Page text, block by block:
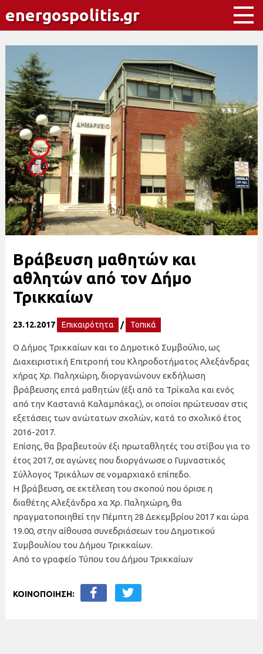
energospolitis.gr
Βράβευση μαθητών και
αθλητών από τον Δήμο
Τρικκαίων
23.12.2017 Επικαιρότητα / Τοπικά
Ο Δήμος Τρικκαίων και το Δημοτικό Συμβούλιο, ως
Διαχειριστική Επιτροπή του Κληροδοτήματος Αλεξάνδρας
χήρας Χρ. Παληχώρη, διοργανώνουν εκδήλωση
βράβευσης επτά μαθητών (έξι από τα Τρίκαλα και ενός
από την Καστανιά Καλαμπάκας), οι οποίοι πρώτευσαν στις
εξετάσεις των ανώτατων σχολών, κατά το σχολικό έτος
2016-2017.
Επίσης, θα βραβευτούν έξι πρωταθλητές του στίβου για το
έτος 2017, σε αγώνες που διοργάνωσε ο Γυμναστικός
Σύλλογος Τρικάλων σε νομαρχιακό επίπεδο.
Η βράβευση, σε εκτέλεση του σκοπού που όρισε η
διαθέτης Αλεξάνδρα χα Χρ. Παληχώρη, θα
πραγματοποιηθεί την Πέμπτη 28 Δεκεμβρίου 2017 και ώρα
19.00, στην αίθουσα συνεδριάσεων του Δημοτικού
Συμβουλίου του Δήμου Τρικκαίων.
Από το γραφείο Τύπου του Δήμου Τρικκαίων
ΚΟΙΝΟΠΟΙΗΣΗ: